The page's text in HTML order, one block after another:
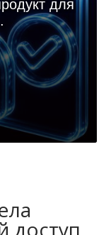
для
доступ